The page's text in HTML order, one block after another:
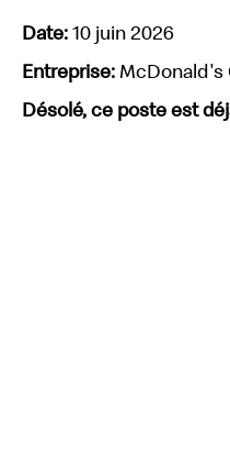
Date:10 juin 2026
Entreprise:McDonald's
Désolé, ce poste est